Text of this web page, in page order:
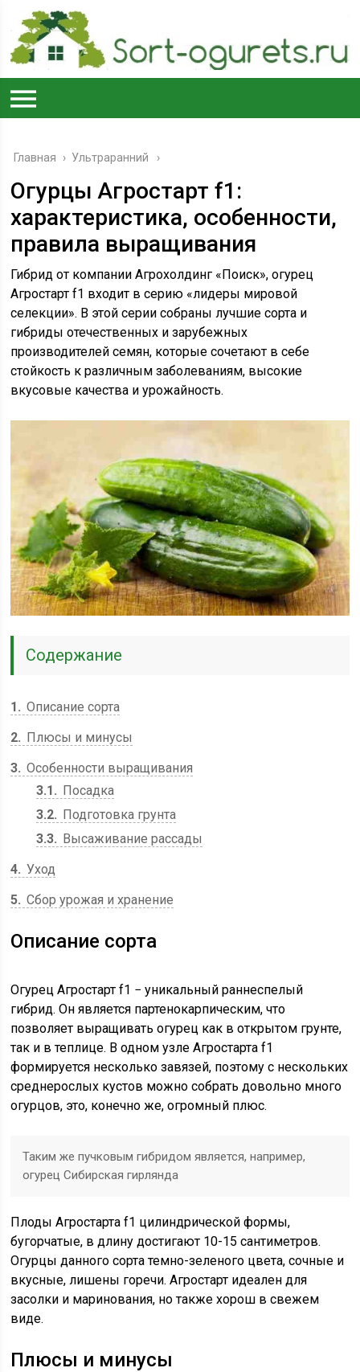
Главная › Ультраранний
Огурцы Агростарт f1:
характеристика, особенности,
правила выращивания
Гибрид от компании Агрохолдинг «Поиск», огурец
Агростарт f1 входит в серию «лидеры мировой
селекции». В этой серии собраны лучшие сорта и
гибриды отечественных и зарубежных
производителей семян, которые сочетают в себе
стойкость к различным заболеваниям, высокие
вкусовые качества и урожайность.
Содержание
1
Описание сорта
2
Плюсы и минусы
3 Особенности выращивания
3.1
Посадка
3.2
Подготовка грунта
3.3
Высаживание рассады
4 Уход
5 Сбор урожая и хранение
Описание сорта
Огурец Агростарт f1 − уникальный раннеспелый
гибрид. Он является партенокарпическим, что
позволяет выращивать огурец как в открытом грунте,
так и в теплице. В одном узле Агростарта f1
формируется несколько завязей, поэтому с нескольких
среднерослых кустов можно собрать довольно много
огурцов, это, конечно же, огромный плюс.
Таким же пучковым гибридом является, например,
огурец Сибирская гирлянда
Плоды Агростарта f1 цилиндрической формы,
бугорчатые, в длину достигают 10-15 сантиметров.
Огурцы данного сорта темно-зеленого цвета, сочные и
вкусные, лишены горечи. Агростарт идеален для
засолки и маринования, но также хорош в свежем
виде.
Плюсы и минусы